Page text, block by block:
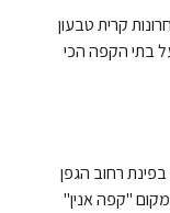
קרית טבעון
בתי הקפה הכי
רחוב הגפן
"קפה אנין"